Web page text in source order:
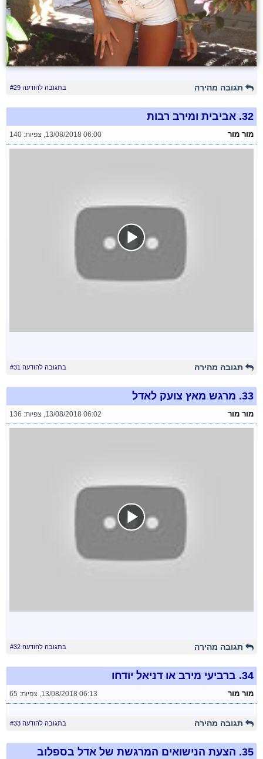
תגובה מהירה בתגובה להודעה #29
32. אביבית ומירב רבות
מור מור 13/08/2018 06:00
, צפיות: 140
תגובה מהירה בתגובה להודעה #31
33. מרגש מאץ צועק לאדל
מור מור 13/08/2018 06:02
, צפיות: 136
תגובה מהירה בתגובה להודעה #32
34. ברביעי מירב או דניאל יודחו
מור מור 13/08/2018 06:13
, צפיות: 65
תגובה מהירה בתגובה להודעה #33
35. הצעת הנישואים המרגשת של אדל בספלוב